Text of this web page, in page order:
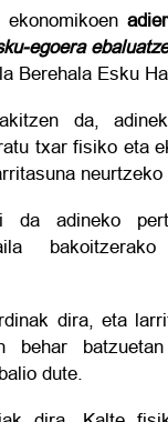
egoera
Berehala Esku
da,
txar fisiko eta
neurtzeko
da adineko
dira, eta
behar
balio dute.